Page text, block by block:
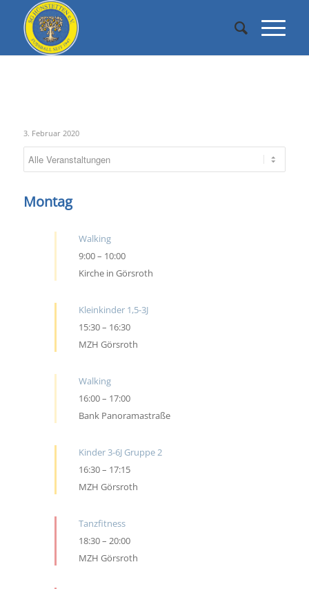
3. Februar 2020
Montag
Walking
9:00– 10:00
Kirche in Görsroth
Kleinkinder 1,5-3J
15:30– 16:30
MZH Görsroth
Walking
16:00– 17:00
Bank Panoramastraße
Kinder 3-6J Gruppe 2
16:30– 17:15
MZH Görsroth
Tanzfitness
18:30– 20:00
MZH Görsroth